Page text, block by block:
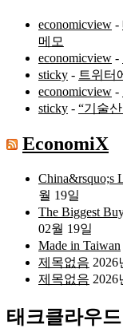
economicview -
메모
economicview -
sticky - 트위터
economicview -
sticky - “기술
EconomiX
China&rsquo;s
월 19일
The Biggest
02월 19일
Made in Taiwan
제목없음 2026
제목없음 2026
태크클라우드